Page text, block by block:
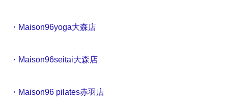
・Maison96yoga大森店
・Maison96seitai大森店
・Maison96 pilates赤羽店